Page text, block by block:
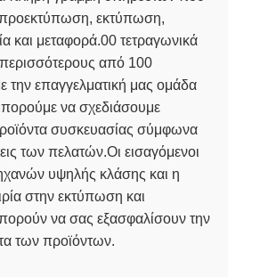
προεκτύπωση, εκτύπωση,
και μεταφορά.00 τετραγωνικά
περισσότερους από 100
την επαγγελματική μας ομάδα
να σχεδιάσουμε
συσκευασίας σύμφωνα
των πελατών.Οι εισαγόμενοι
υψηλής κλάσης και η
στην εκτύπωση και
να σας εξασφαλίσουν την
των προϊόντων.